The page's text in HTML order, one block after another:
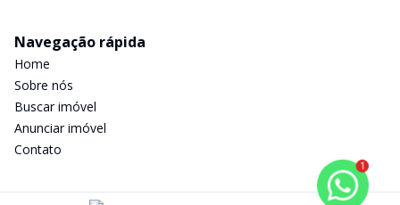
Navegação rápida
Home
Sobre nós
Buscar imóvel
Anunciar imóvel
Contato
1